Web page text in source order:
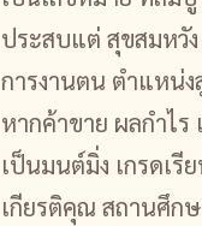
ประสบแต่ สุขสมหวัง
การงานตน ตำแหน่
หากค้าขาย ผลกำไร
เป็นมนต์มิ่ง เกรดเรี
เกียรติคุณ สถานศึก